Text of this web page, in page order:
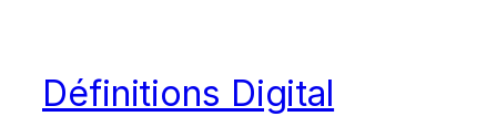
Définitions Digital